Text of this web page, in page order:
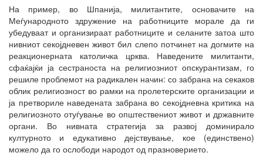
На пример, во Шпанија, милитантите, основачите на
Меѓународното здружение на работниците морале да ги
убедуваат и организираат работниците и селаните затоа што
нивниот секојдневен живот бил слепо потчинет на догмите на
реакционерната католичка црква. Наведените милитанти,
сфаќајќи ја сестраноста на религиозниот опскурантизам, го
решиле проблемот на радикален начин: со забрана на секаков
облик религиозност во рамки на пролетерските организации и
ја претвориле наведената забрана во секојдневна критика на
религиозното отуѓување во општествениот живот и државните
органи. Во нивната стратегија за развој доминирало
културното и едукативно дејствување, кое (единствено)
можело да го ослободи народот од празноверието.